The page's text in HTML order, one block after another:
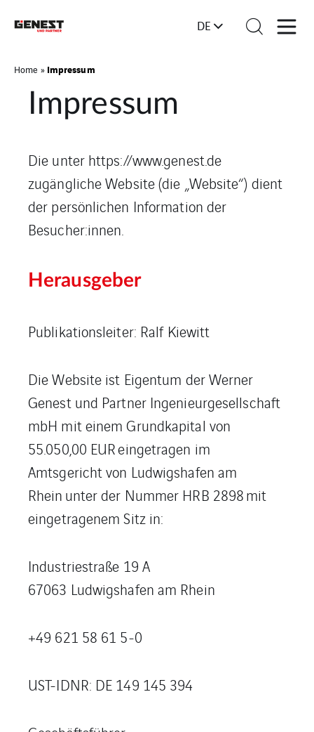
DE
Home » Impressum
Impressum
Die unter https://www.genest.de
zugängliche Website (die „Website“) dient
der persönlichen Information der
Besucher:innen.
Herausgeber
Publikationsleiter: Ralf Kiewitt
Die Website ist Eigentum der Werner
Genest und Partner Ingenieurgesellschaft
mbH mit einem Grundkapital von
55.050,00 EUR eingetragen im
Amtsgericht von Ludwigshafen am
Rhein unter der Nummer HRB 2898 mit
eingetragenem Sitz in:
Industriestraße 19 A
67063 Ludwigshafen am Rhein
+49 621 58 61 5-0
UST-IDNR: DE 149 145 394